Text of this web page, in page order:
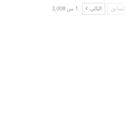
السابق التالي 1 من 2,008